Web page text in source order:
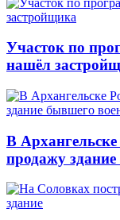
Участок по
нашёл
В
продажу